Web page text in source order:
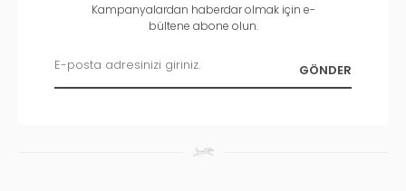
Kampanyalardan haberdar olmak için e-
bültene abone olun.